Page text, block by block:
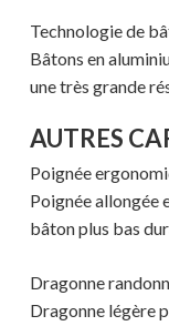
Technologie de
Bâtons en
une très grande
AUTRES
Poignée
Poignée allongée
bâton plus bas
Dragonne
Dragonne légère